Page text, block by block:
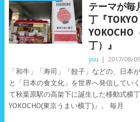
テーマが毎
丁『
YOKOCHO
丁）』
yuu 2017/08/09
「和牛」「寿司」「餃子」などの、日本
と「日本の食文化」を世界へ発信してい
て秋葉原駅の高架下に誕生した移動式横
YOKOCHO(東京うまい横丁)』。 毎月